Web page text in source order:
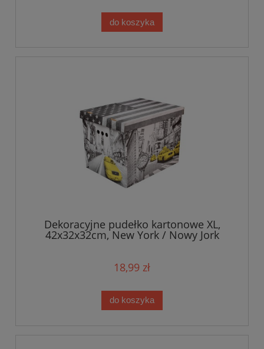
do koszyka
Dekoracyjne pudełko kartonowe XL,
42x32x32cm, New York / Nowy Jork
18,99 zł
do koszyka